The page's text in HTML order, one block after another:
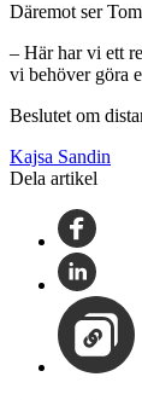
Däremot ser
– Här har vi ett
vi behöver göra
Beslutet om
Kajsa Sandin
Dela artikel